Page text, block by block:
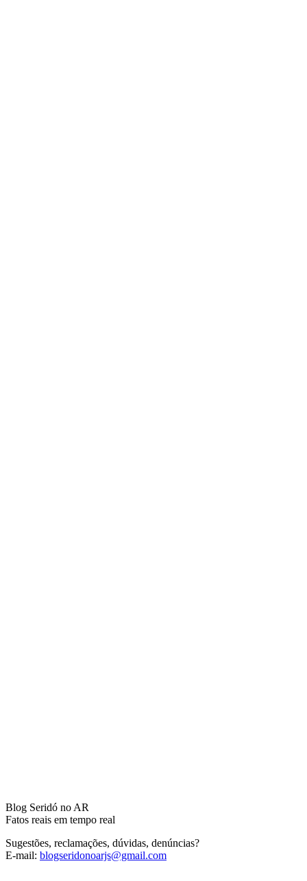
Blog Seridó no AR
Fatos reais em tempo real
Sugestões, reclamações, dúvidas, denúncias?
E-mail: blogseridonoarjs@gmail.com